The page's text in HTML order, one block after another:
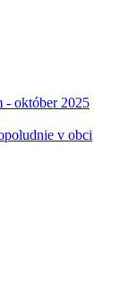
- október 2025
v obci